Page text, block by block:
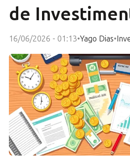
de
16/06/2026 - 01:13•Yago Dias•